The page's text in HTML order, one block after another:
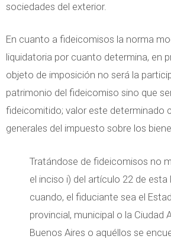
sociedades del exterior.
En cuanto a fideicomisos la norma
liquidatoria por cuanto determina, en
objeto de imposición no será la
patrimonio del fideicomiso sino que
fideicomitido; valor este determinado
generales del impuesto sobre los
Tratándose de fideicomisos no
el inciso i) del artículo 22 de
cuando, el fiduciante sea el
provincial, municipal o la Ciudad
Buenos Aires o aquéllos se